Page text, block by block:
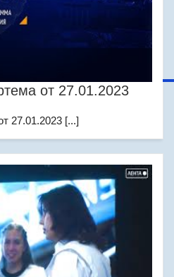
от 27.01.2023
27.01.2023 [...]